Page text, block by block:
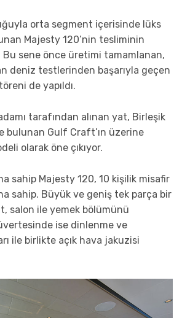
orta segment içerisinde lüks
Majesty 120’nin tesliminin
Bu sene önce üretimi tamamlanan,
deniz testlerinden başarıyla geçen
de yapıldı.
tarafından alınan yat, Birleşik
bulunan Gulf Craft’ın üzerine
olarak öne çıkıyor.
sahip Majesty 120, 10 kişilik misafir
sahip. Büyük ve geniş tek parça bir
salon ile yemek bölümünü
ise dinlenme ve
ile birlikte açık hava jakuzisi